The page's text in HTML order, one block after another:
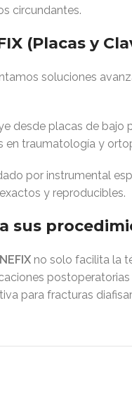
circundantes.
(Placas y
soluciones
desde placas de bajo
en traumatología y
por instrumental
y reproducibles.
sus
no solo facilita la
para fracturas